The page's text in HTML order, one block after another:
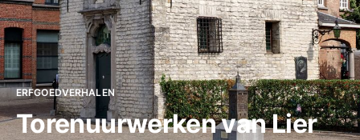
ERFGOEDVERHALEN
Torenuurwerken van Lier